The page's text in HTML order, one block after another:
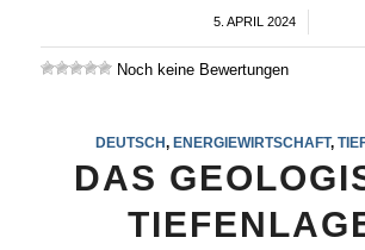
5. APRIL 2024
/
Noch keine Bewertungen
DEUTSCH, ENERGIEWIRTSCHAFT,
DAS